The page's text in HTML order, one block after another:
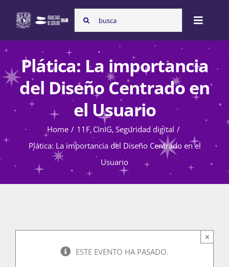
content
Search
for:
Toggle
Inicio
Nosotras
Programas
Atención de la violencia de género
Plática: La importancia
del Diseño Centrado en
el Usuario
Home 11F CInIG Seguridad digital
Plática: La importancia del Diseño Centrado en el
Usuario
ESTE EVENTO HA PASADO.
×